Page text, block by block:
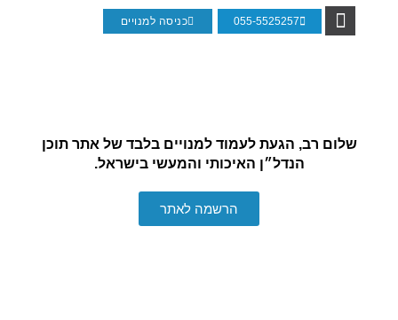
055-5525257 כניסה למנויים
שלום רב, הגעת לעמוד למנויים בלבד של אתר תוכן
הנדל״ן האיכותי והמעשי בישראל.
הרשמה לאתר